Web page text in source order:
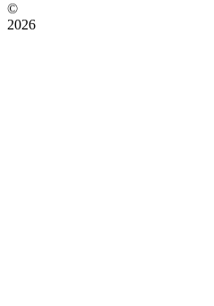
©
2026